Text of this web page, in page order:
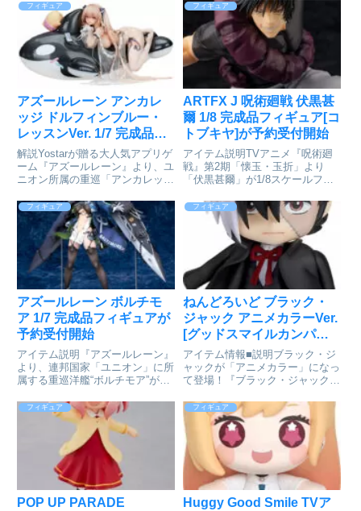
フィギュア
アズールレーン アンカレ
ッジ ドルフィンブルー・
レッスンVer. 1/7 完成品フ
ィギュア[APEX]が予約受
付開始
解説Yostarが贈る大人気アプリゲ
ーム『アズールレーン』より、ユ
ニオン所属の重巡「アンカレッ
ー・レッスン」の姿でフィギュア
化！大胆な水着姿でセクシーなポ
ージング、衣装はクリアーパーツ
を用いることで透明感溢れる...
フィギュア
ARTFX J 呪術廻戦 伏黒甚
爾 1/8 完成品フィギュア[コ
トブキヤ]が予約受付開始
アイテム説明TVアニメ『呪術廻
戦』第2期「懐玉・玉折」より
「伏黒甚爾」が1/8スケールフィ
J 伏黒甚爾©芥見下々／集英社・
呪術廻戦製作委員会colleizeで探
フィギュア
アズールレーン ボルチモ
ア 1/7 完成品フィギュアが
予約受付開始
アイテム説明『アズールレーン』
より、連邦国家「ユニオン」に所
属する重巡洋艦“ボルチモア”が登
凛々しさあふれる“みんなの頼れ
るお姉さん”の姿を立体化しまし
た。特徴的な衣装から覗く腹部の
ラインや、体にフィットした布...
フィギュア
ねんどろいど ブラック・
ジャック アニメカラーVer.
[グッドスマイルカンパニ
ー]が予約受付中
アイテム情報■説明ブラック・ジ
ャックが「アニメカラー」になっ
て登場！『ブラック・ジャック』
ク」がアニメカラーでねんどろい
どに登場です！表情パーツ：「真
顔」「含み顔」「微笑顔」オプシ
ョンパーツ：「メス」「かば
ん」...
フィギュア
POP UP PARADE
フィギュア
Huggy Good Smile TVア